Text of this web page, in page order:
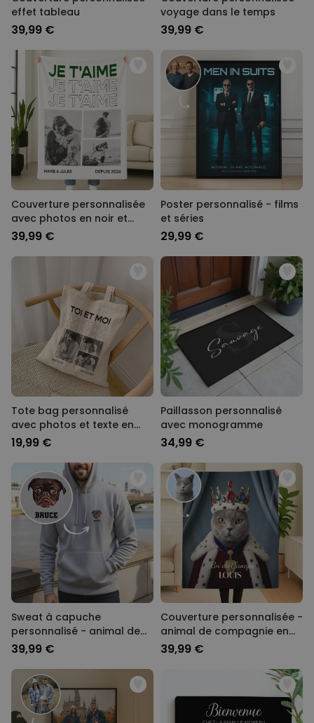
effet tableau
39,99 €
voyage dans le temps
39,99 €
Couverture personnalisée
avec photos en noir et
blanc et texte
39,99 €
Poster personnalisé - films
et séries
29,99 €
Tote bag personnalisé
avec photos et texte en
noir et blanc
19,99 €
Paillasson personnalisé
avec monogramme
34,99 €
Sweat à capuche
personnalisé - animal de
compagnie version BD
39,99 €
Couverture personnalisée -
animal de compagnie en
costume
39,99 €